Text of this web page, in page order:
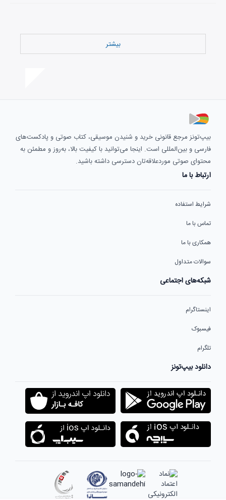
بیشتر
بیپ‌تونز مرجع قانونی خرید و شنیدن موسیقی، کتاب صوتی و پادکست‌های
فارسی و بین‌المللی است. اینجا می‌توانید با کیفیت بالا، به‌روز و مطمئن به
محتوای صوتی موردعلاقه‌تان دسترسی داشته باشید.
ارتباط با ما
شرایط استفاده
تماس با ما
همکاری با ما
سوالات متداول
شبکه‌های اجتماعی
اینستاگرام
فیسبوک
تلگرام
دانلود بیپ‌تونز